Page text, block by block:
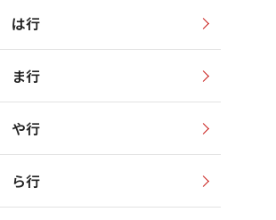
は行
ま行
や行
ら行